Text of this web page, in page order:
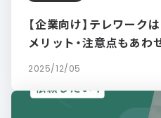
【企業向け】テレワーク
メリット・注意点もあわ
2025/12/05